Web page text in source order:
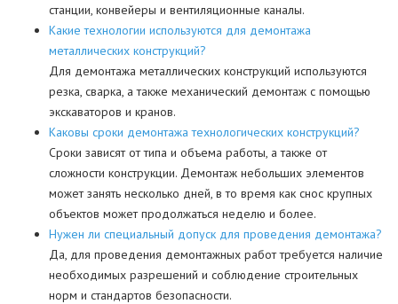
станции, конвейеры и вентиляционные каналы.
Какие технологии используются для демонтажа
металлических конструкций?
Для демонтажа металлических конструкций используются
резка, сварка, а также механический демонтаж с помощью
экскаваторов и кранов.
Каковы сроки демонтажа технологических конструкций?
Сроки зависят от типа и объема работы, а также от
сложности конструкции. Демонтаж небольших элементов
может занять несколько дней, в то время как снос крупных
объектов может продолжаться неделю и более.
Нужен ли специальный допуск для проведения демонтажа?
Да, для проведения демонтажных работ требуется наличие
необходимых разрешений и соблюдение строительных
норм и стандартов безопасности.